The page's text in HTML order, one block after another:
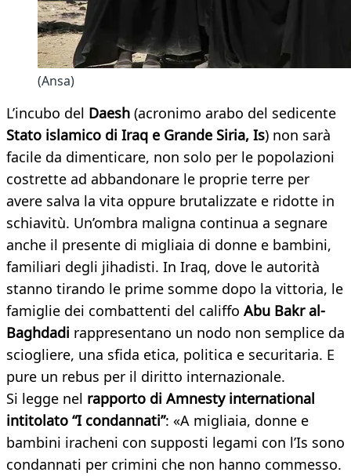
(Ansa)
L’incubo del Daesh (acronimo arabo del sedicente
Stato islamico di Iraq e Grande Siria, Is) non sarà
facile da dimenticare, non solo per le popolazioni
costrette ad abbandonare le proprie terre per
avere salva la vita oppure brutalizzate e ridotte in
schiavitù. Un’ombra maligna continua a segnare
anche il presente di migliaia di donne e bambini,
familiari degli jihadisti. In Iraq, dove le autorità
stanno tirando le prime somme dopo la vittoria, le
famiglie dei combattenti del califfo Abu Bakr al-
Baghdadi rappresentano un nodo non semplice da
sciogliere, una sfida etica, politica e securitaria. E
pure un rebus per il diritto internazionale.
Si legge nel rapporto di Amnesty international
intitolato “I condannati”: «A migliaia, donne e
bambini iracheni con supposti legami con l’Is sono
condannati per crimini che non hanno commesso.